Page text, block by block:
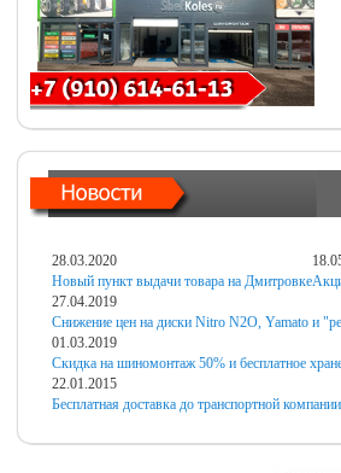
28.03.2020
Новый пункт выдачи товара на Дмитровке
27.04.2019
Снижение цен на диски Nitro N2O, Yamato и
01.03.2019
Скидка на шиномонтаж 50% и бесплатное
22.01.2015
Бесплатная доставка до транспортной